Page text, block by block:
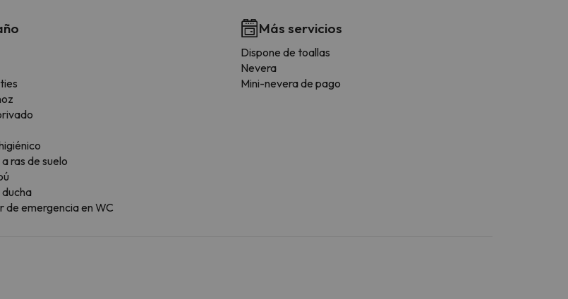
ras de suelo
de emergencia en WC
Más servicios
Dispone de toallas
Nevera
Mini-nevera de pago